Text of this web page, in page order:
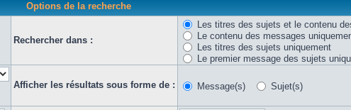
Options de la recherche
Rechercher dans :
Les titres des sujets et le contenu
Le contenu des messages
Les titres des sujets uniquement
Le premier message des sujets
Afficher les résultats sous forme de : Message(s) Sujet(s)